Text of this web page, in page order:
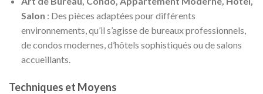
Salon : Des pièces adaptées pour différents
environnements, qu’il s’agisse de bureaux professionnels,
de condos modernes, d’hôtels sophistiqués ou de salons
accueillants.
Techniques et Moyens